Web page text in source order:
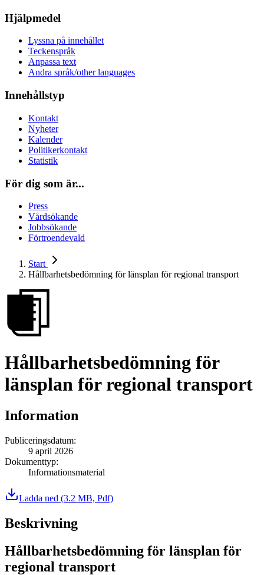
Hjälpmedel
Lyssna på innehållet
Teckenspråk
Anpassa text
Andra språk/other languages
Innehållstyp
Kontakt
Nyheter
Kalender
Politikerkontakt
Statistik
För dig som är...
Press
Vårdsökande
Jobbsökande
Förtroendevald
Start
Hållbarhetsbedömning för länsplan för regional transport
Hållbarhetsbedömning för
länsplan för regional transport
Information
Publiceringsdatum:
9 april 2026
Dokumenttyp:
Informationsmaterial
Ladda ned (3.2 MB, Pdf)
Beskrivning
Hållbarhetsbedömning för länsplan för
regional transport